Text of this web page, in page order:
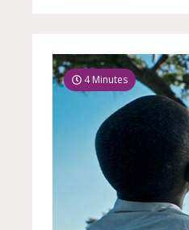
4 Minutes